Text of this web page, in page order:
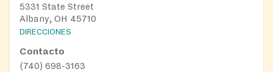
5331 State Street
Albany, OH 45710
DIRECCIONES
Contacto
(740) 698-3163